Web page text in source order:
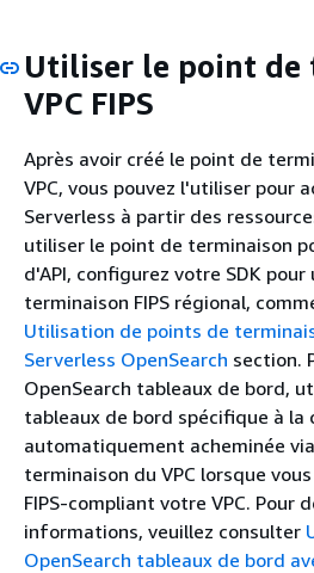
Utiliser le point de
VPC FIPS
Après avoir créé le point de
VPC, vous pouvez l'utiliser pour
Serverless à partir des
utiliser le point de terminaison
d'API, configurez votre SDK
terminaison FIPS régional,
Utilisation de points de
Serverless OpenSearch section.
OpenSearch tableaux de bord,
tableaux de bord spécifique à la
automatiquement acheminée
terminaison du VPC lorsque
FIPS-compliant votre VPC. Pour
informations, veuillez consulter
OpenSearch tableaux de bord